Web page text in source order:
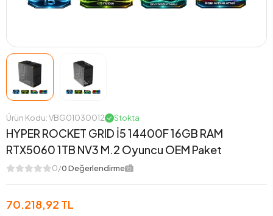
Ürün Kodu: VBG01030012 Stokta
HYPER ROCKET GRID İ5 14400F 16GB RAM
RTX5060 1TB NV3 M.2 Oyuncu OEM Paket
0/0 Değerlendirme
70.218,92 TL